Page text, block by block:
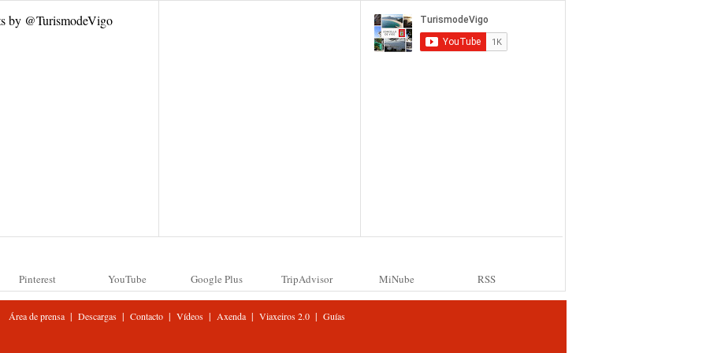
by @TurismodeVigo
Pinterest YouTube Google Plus TripAdvisor MiNube RSS
Área de prensa| Descargas| Contacto| Vídeos| Axenda| Viaxeiros 2.0| Guías